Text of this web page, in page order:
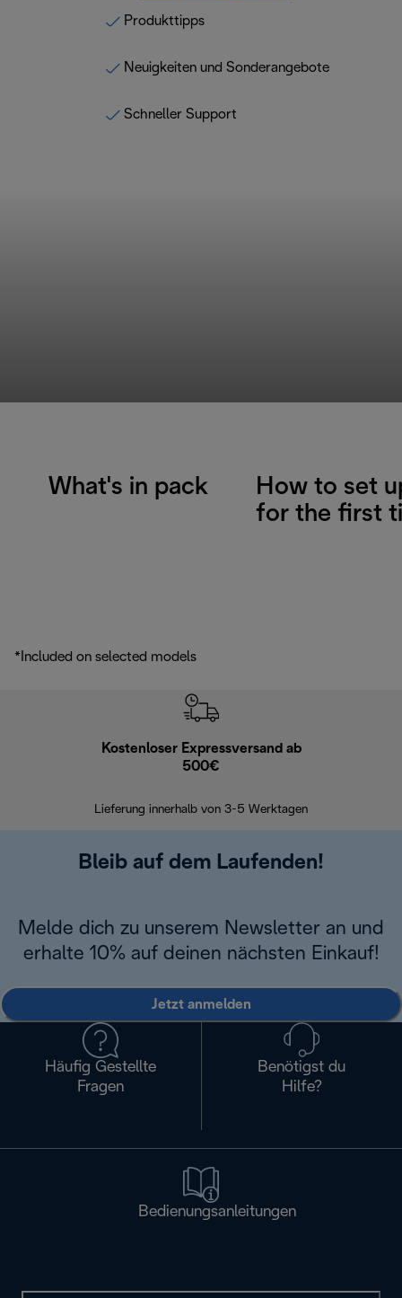
Produkttipps
Neuigkeiten und Sonderangebote
Schneller Support
What's in pack
How to set
for the first
*Included on selected models
Kostenloser Expressversand ab
500€
Lieferung innerhalb von 3-5 Werktagen
Bleib auf dem Laufenden!
Melde dich zu unserem Newsletter an und
erhalte 10% auf deinen nächsten Einkauf!
Jetzt anmelden
Häufig Gestellte
Fragen
Benötigst du
Hilfe?
Bedienungsanleitungen